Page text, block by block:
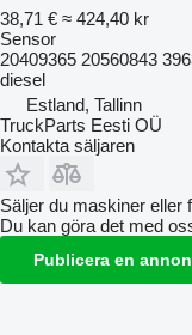
38,71 € ≈ 424,40 kr
Sensor
20409365 20560843
diesel
Estland, Tallinn
TruckParts Eesti OÜ
Kontakta säljaren
Säljer du maskiner eller
Du kan göra det med
Publicera en